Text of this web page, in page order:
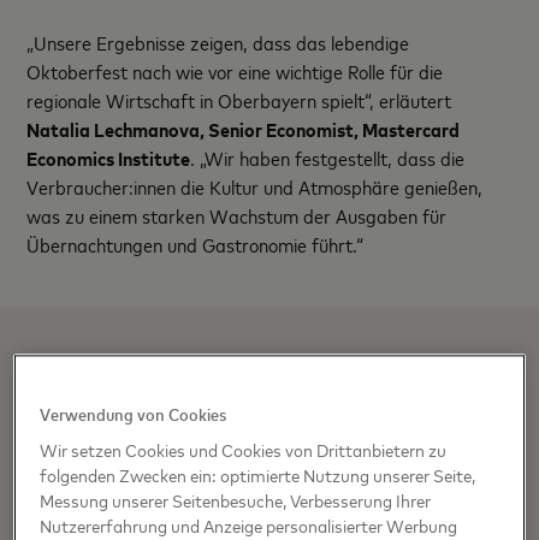
„Unsere Ergebnisse zeigen, dass das lebendige
Oktoberfest nach wie vor eine wichtige Rolle für die
regionale Wirtschaft in Oberbayern spielt“, erläutert
Natalia Lechmanova, Senior Economist, Mastercard
Economics Institute. „Wir haben festgestellt, dass die
Verbraucher:innen die Kultur und Atmosphäre genießen,
was zu einem starken Wachstum der Ausgaben für
Übernachtungen und Gastronomie führt.“
SCHWEIZ
oliver.jonas@mastercard.com
Verwendung von Cookies
Wir setzen Cookies und Cookies von Drittanbietern zu
folgenden Zwecken ein: optimierte Nutzung unserer Seite,
Messung unserer Seitenbesuche, Verbesserung Ihrer
Nutzererfahrung und Anzeige personalisierter Werbung